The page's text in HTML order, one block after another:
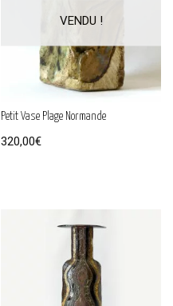
Petit Vase Plage Normande
320,00€